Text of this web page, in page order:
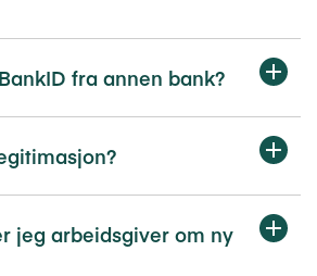
fra annen bank?
jeg arbeidsgiver om ny